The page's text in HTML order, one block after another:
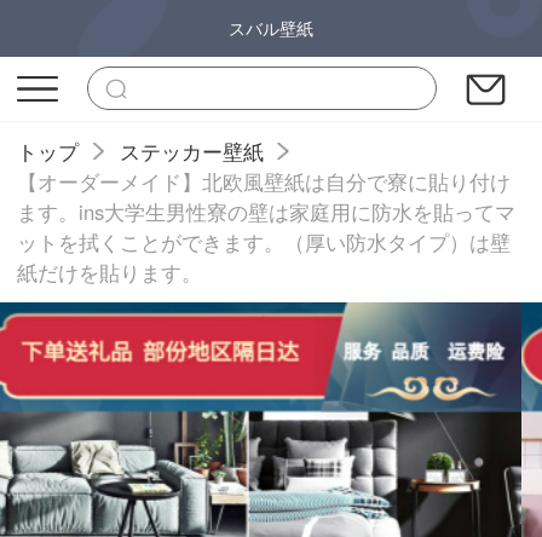
スバル壁紙
トップ
ステッカー壁紙
【オーダーメイド】北欧風壁紙は自分で寮に貼り付け
ます。ins大学生男性寮の壁は家庭用に防水を貼ってマ
ットを拭くことができます。（厚い防水タイプ）は壁
紙だけを貼ります。